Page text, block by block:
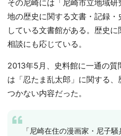
その尼崎には「尼崎市立地域
地の歴史に関する文書・記録
している文書館がある。歴史
相談にも応じている。
2013年5月、史料館に一通の質
は「忍たま乱太郎」に関する
つかない内容だった。
「尼崎在住の漫画家・尼子